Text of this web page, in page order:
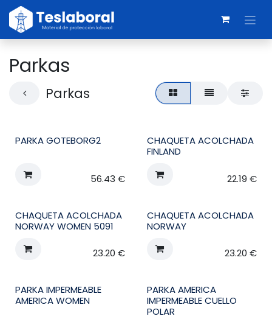
Skip to Content
Parkas
Parkas
PARKA GOTEBORG2
56.43 €
CHAQUETA ACOLCHADA
FINLAND
22.19 €
CHAQUETA ACOLCHADA
NORWAY WOMEN 5091
23.20 €
CHAQUETA ACOLCHADA
NORWAY
23.20 €
PARKA IMPERMEABLE
AMERICA WOMEN
PARKA AMERICA
IMPERMEABLE CUELLO
POLAR